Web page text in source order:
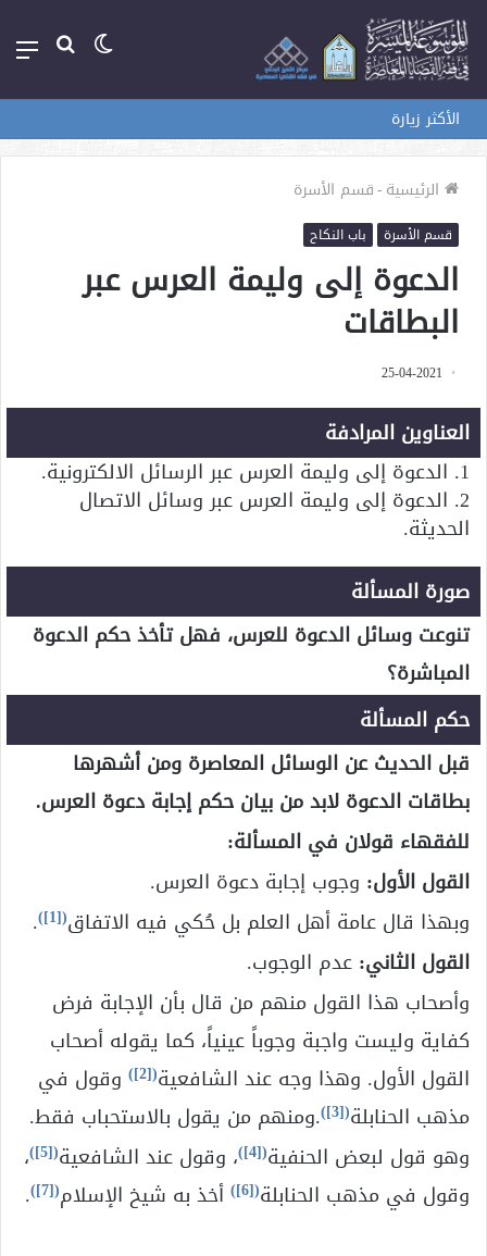
بحث الوضع
الأكثر زيارة
الرئيسية-قسم الأسرة
قسم الأسرة باب النكاح
الدعوة إلى وليمة العرس عبر
البطاقات
25-04-2021
العناوين المرادفة
1. الدعوة إلى وليمة العرس عبر الرسائل الالكترونية.
2. الدعوة إلى وليمة العرس عبر وسائل الاتصال
الحديثة.
صورة المسألة
تنوعت وسائل الدعوة للعرس، فهل تأخذ حكم الدعوة
المباشرة؟
حكم المسألة
قبل الحديث عن الوسائل المعاصرة ومن أشهرها
بطاقات الدعوة لابد من بيان حكم إجابة دعوة العرس.
للفقهاء قولان في المسألة:
القول الأول: وجوب إجابة دعوة العرس.
وبهذا قال عامة أهل العلم بل حُكي فيه الاتفاق(
[1]
)
.
القول الثاني: عدم الوجوب.
وأصحاب هذا القول منهم من قال بأن الإجابة فرض
كفاية وليست واجبة وجوباً عينياً، كما يقوله أصحاب
القول الأول. وهذا وجه عند الشافعية(
[2]
) وقول في
مذهب الحنابلة(
[3]
).ومنهم من يقول بالاستحباب فقط.
وهو قول لبعض الحنفية(
[4]
)، وقول عند الشافعية(
[5]
)،
وقول في مذهب الحنابلة(
[6]
) أخذ به شيخ الإسلام(
[7]
)
.